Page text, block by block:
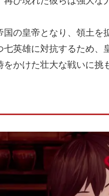
の皇帝となり、領土を
七英雄に対抗するため
かけた壮大な戦いに挑